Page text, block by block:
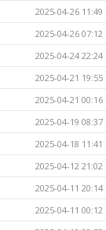
2025-04-26 11:49
2025-04-26 07:12
2025-04-24 22:24
2025-04-21 19:55
2025-04-21 00:16
2025-04-19 08:37
2025-04-18 11:41
2025-04-12 21:02
2025-04-11 20:14
2025-04-11 00:12